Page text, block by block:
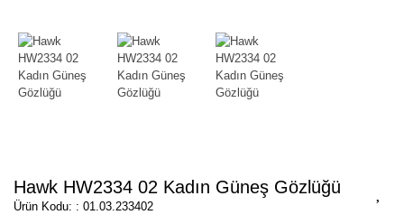
Hawk HW2334 02 Kadın Güneş Gözlüğü
Ürün Kodu: : 01.03.233402